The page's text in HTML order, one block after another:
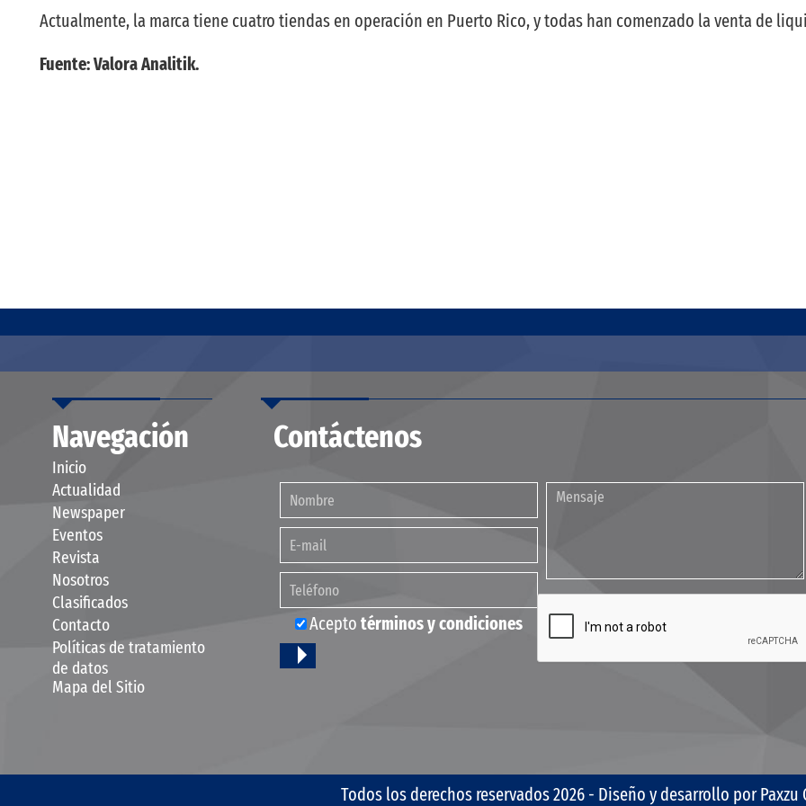
Actualmente, la marca tiene cuatro tiendas en operación en Puerto Rico, y todas han comenzado la venta de
Fuente: Valora Analitik.
Navegación
Inicio
Actualidad
Newspaper
Eventos
Revista
Nosotros
Clasificados
Contacto
Políticas de tratamiento
de datos
Mapa del Sitio
Contáctenos
Aceptotérminos y condiciones
Todos los derechos reservados 2026 - Diseño y desarrollo porPaxzu